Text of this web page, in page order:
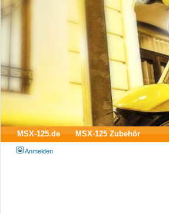
MSX-125.de MSX-125 Zubehör
Anmelden